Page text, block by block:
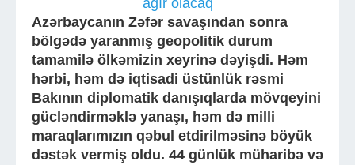
Azərbaycanın Zəfər savaşından sonra
bölgədə yaranmış geopolitik durum
tamamilə ölkəmizin xeyrinə dəyişdi. Həm
hərbi, həm də iqtisadi üstünlük rəsmi
Bakının diplomatik danışıqlarda mövqeyini
gücləndirməklə yanaşı, həm də milli
maraqlarımızın qəbul etdirilməsinə böyük
dəstək vermiş oldu. 44 günlük müharibə və